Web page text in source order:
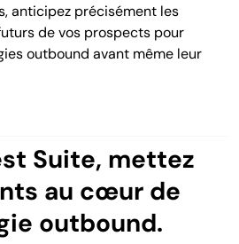
anticipez précisément les
de vos prospects pour
outbound avant même leur
Suite, mettez
au cœur de
outbound.